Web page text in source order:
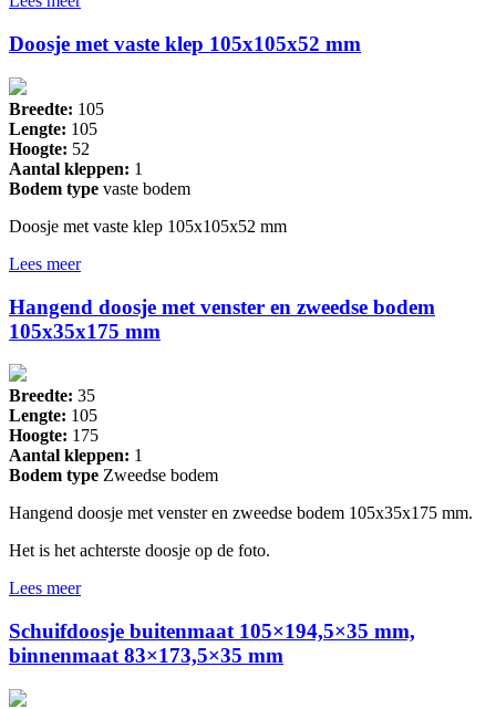
Doosje met vaste klep 105x105x52 mm
Breedte: 105
Lengte: 105
Hoogte: 52
Aantal kleppen: 1
Bodem type vaste bodem
Doosje met vaste klep 105x105x52 mm
Lees meer
Hangend doosje met venster en zweedse bodem
105x35x175 mm
Breedte: 35
Lengte: 105
Hoogte: 175
Aantal kleppen: 1
Bodem type Zweedse bodem
Hangend doosje met venster en zweedse bodem 105x35x175 mm.
Het is het achterste doosje op de foto.
Lees meer
Schuifdoosje buitenmaat 105×194,5×35 mm,
binnenmaat 83×173,5×35 mm